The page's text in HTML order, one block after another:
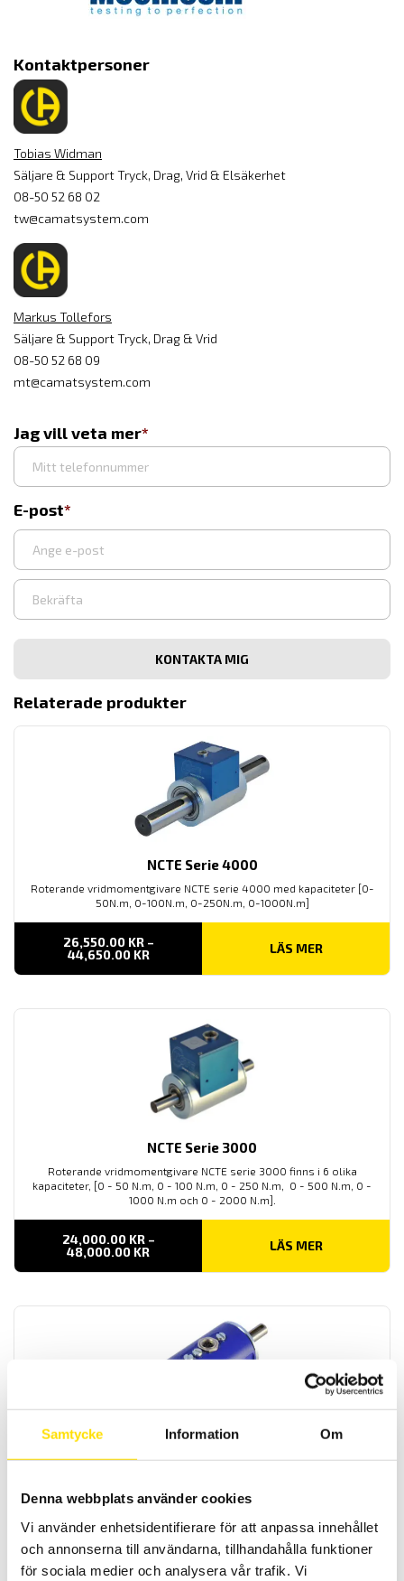
Samtycke Information Om
Denna webbplats använder cookies
Vi använder enhetsidentifierare för att anpassa innehållet
och annonserna till användarna, tillhandahålla funktioner
för sociala medier och analysera vår trafik. Vi
Kontaktpersoner
Tobias Widman
Säljare & Support Tryck, Drag, Vrid & Elsäkerhet
08-50 52 68 02
tw@camatsystem.com
Markus Tollefors
Säljare & Support Tryck, Drag & Vrid
08-50 52 68 09
mt@camatsystem.com
Jag vill veta mer
E-post
Ange
e-
Bekräfta
post
Relaterade produkter
NCTE Serie 4000
Roterande vridmomentgivare NCTE serie 4000 med kapaciteter [0-
50N.m, 0-100N.m, 0-250N.m, 0-1000N.m]
26,550.00 KR –
44,650.00 KRPRISINTERVALL:
TILL
LÄS MER
NCTE Serie 3000
Roterande vridmomentgivare NCTE serie 3000 finns i 6 olika
kapaciteter, [0 - 50 N.m, 0 - 100 N.m, 0 - 250 N.m, 0 - 500 N.m, 0 -
1000 N.m och 0 - 2000 N.m].
24,000.00 KR –
48,000.00 KRPRISINTERVALL:
TILL
LÄS MER
NCTE Serie 2000 rund axel med kilspår
17,5N.m, 75N.m, 175N.m, 250N.m och 500N.m].
LÄS MER